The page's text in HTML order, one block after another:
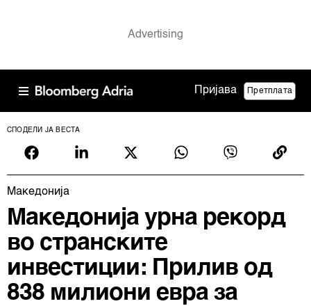
Пријава Претплата
СПОДЕЛИ ЈА ВЕСТА
Македонија
Македонија урна рекорд
во странските
инвестиции: Прилив од
838 милиони евра за